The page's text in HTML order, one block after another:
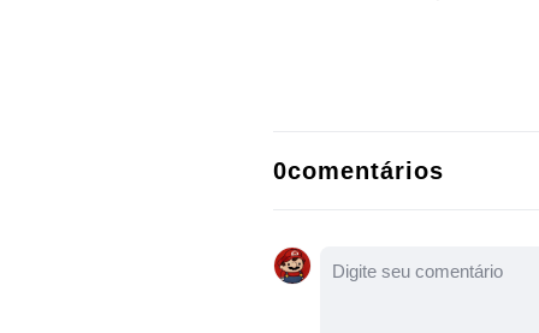
0comentários